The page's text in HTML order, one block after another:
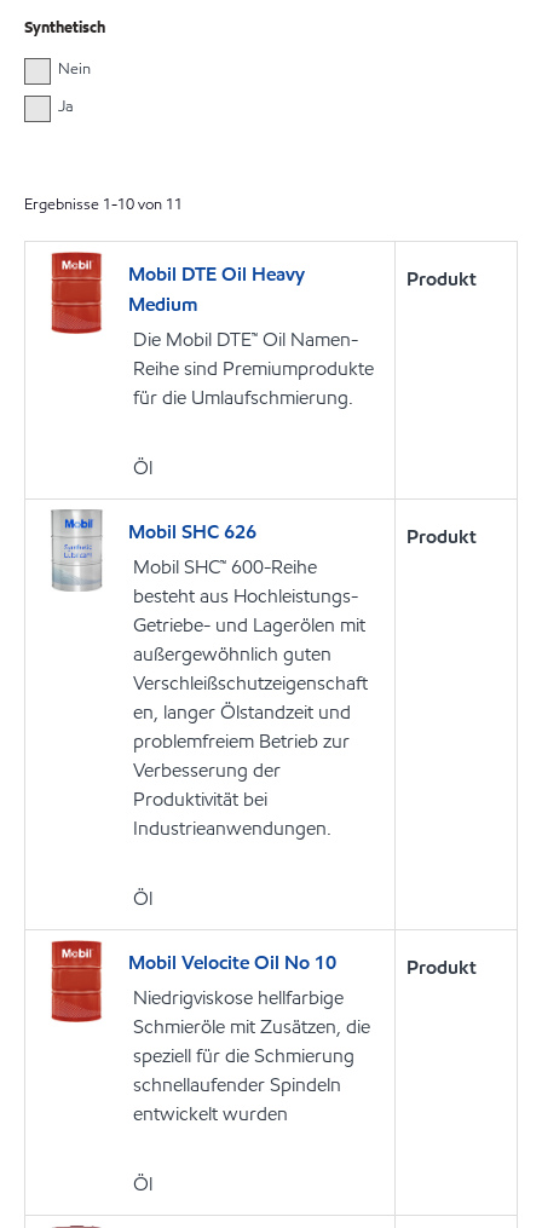
Synthetisch
Nein
Ja
Ergebnisse 1-10von 11
Mobil DTE Oil Heavy
Medium
Die Mobil DTE™ Oil Namen-
Reihe sind Premiumprodukte
für die Umlaufschmierung.
Öl
Produkt
Mobil SHC 626
Mobil SHC™ 600-Reihe
besteht aus Hochleistungs-
Getriebe- und Lagerölen mit
außergewöhnlich guten
Verschleißschutzeigenschaft
en, langer Ölstandzeit und
problemfreiem Betrieb zur
Verbesserung der
Produktivität bei
Industrieanwendungen.
Öl
Produkt
Mobil Velocite Oil No 10
Niedrigviskose hellfarbige
Schmieröle mit Zusätzen, die
speziell für die Schmierung
schnellaufender Spindeln
entwickelt wurden
Öl
Produkt